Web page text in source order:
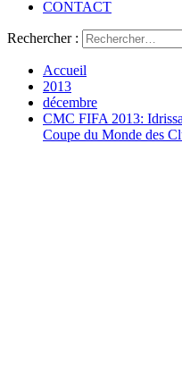
CONTACT
Rechercher :
Accueil
2013
décembre
CMC FIFA 2013:
Coupe du Monde des